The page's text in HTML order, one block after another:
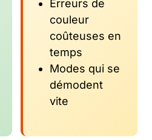
Erreurs de
couleur
coûteuses en
temps
Modes qui se
démodent
vite